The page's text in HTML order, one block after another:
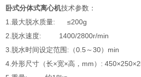
卧式分体式离心机技术参数：
1.最大脱水质量: ≤200g
2.脱水速度: 1400/2800r/min
3.脱水时间设定范围:（0.5～30）min
4.外形尺寸（长×宽×高，mm）: